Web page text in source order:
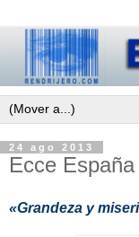
24 ago 2013
Ecce España
«Grandeza y